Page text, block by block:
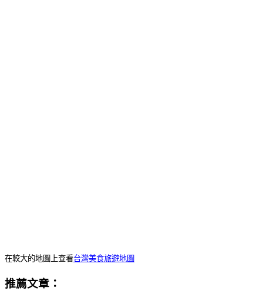
在較大的地圖上查看台灣美食旅遊地圖
推薦文章：